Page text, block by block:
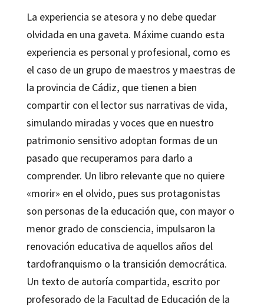
La experiencia se atesora y no debe quedar
olvidada en una gaveta. Máxime cuando esta
experiencia es personal y profesional, como es
el caso de un grupo de maestros y maestras de
la provincia de Cádiz, que tienen a bien
compartir con el lector sus narrativas de vida,
simulando miradas y voces que en nuestro
patrimonio sensitivo adoptan formas de un
pasado que recuperamos para darlo a
comprender. Un libro relevante que no quiere
«morir» en el olvido, pues sus protagonistas
son personas de la educación que, con mayor o
menor grado de consciencia, impulsaron la
renovación educativa de aquellos años del
tardofranquismo o la transición democrática.
Un texto de autoría compartida, escrito por
profesorado de la Facultad de Educación de la